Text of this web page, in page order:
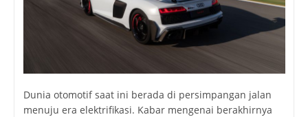
Dunia otomotif saat ini berada di persimpangan jalan
menuju era elektrifikasi. Kabar mengenai berakhirnya